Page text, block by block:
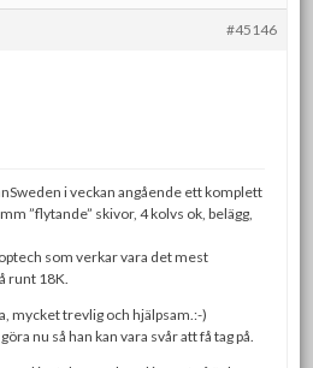
#45146
i veckan angående ett komplett
”flytande” skivor, 4 kolvs ok, belägg,
som verkar vara det mest
runt 18K.
mycket trevlig och hjälpsam.:-)
nu så han kan vara svår att få tag på.